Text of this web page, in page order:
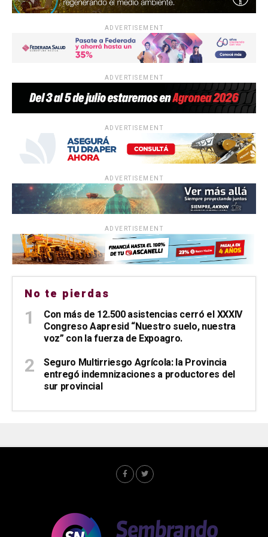
ADVERTISEMENT
ADVERTISEMENT
ADVERTISEMENT
ADVERTISEMENT
ADVERTISEMENT
No te pierdas
Con más de 12.500 asistencias cerró el XXXIV
Congreso Aapresid “Nuestro suelo, nuestra
voz” con la fuerza de Expoagro.
Seguro Multirriesgo Agrícola: la Provincia
entregó indemnizaciones a productores del
sur provincial